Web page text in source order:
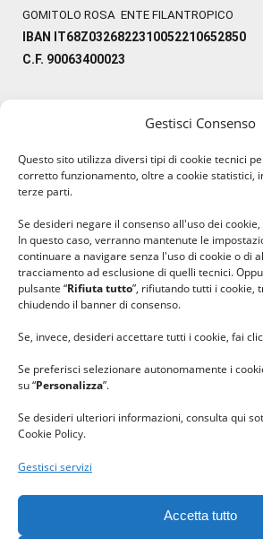
Gestisci Consenso
Questo sito utilizza diversi tipi di cookie tecnici
corretto funzionamento, oltre a cookie statistici,
terze parti.
Se desideri negare il consenso all'uso dei
In questo caso, verranno mantenute le
continuare a navigare senza l'uso di cookie o di
tracciamento ad esclusione di quelli tecnici.
pulsante “Rifiuta tutto”, rifiutando tutti i cookie,
chiudendo il banner di consenso.
Se, invece, desideri accettare tutti i cookie, fai clic
Se preferisci selezionare autonomamente i
su “Personalizza”.
Se desideri ulteriori informazioni, consulta qui
Cookie Policy.
Gestisci servizi
Accetta tutto
GOMITOLO ROSA ENTE FILANTROPICO
IBAN IT68Z0326822310052210652850
C.F. 90063400023
#lanaterapia